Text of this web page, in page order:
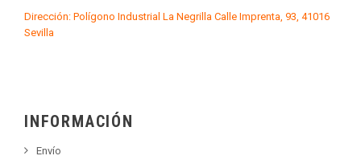
Dirección: Polígono Industrial La Negrilla Calle Imprenta, 93, 41016
Sevilla
INFORMACIÓN
Envío